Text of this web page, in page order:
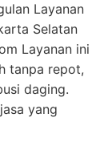
Layanan
Selatan
Layanan ini
tanpa repot,
daging.
yang